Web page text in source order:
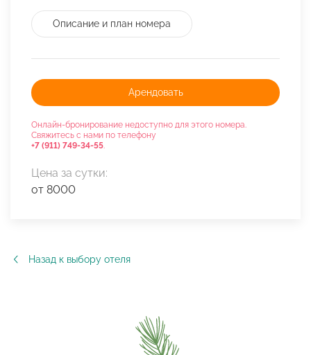
Описание и план номера
Арендовать
Онлайн-бронирование недоступно для этого номера.
Свяжитесь с нами по телефону
+7 (911) 749-34-55
Цена за сутки:
от 8000
Назад к выбору отеля